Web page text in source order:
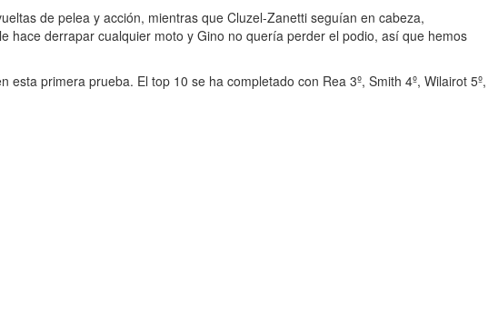
de pelea y acción, mientras que Cluzel-Zanetti seguían en cabeza,
hace derrapar cualquier moto y Gino no quería perder el podio, así que hemos
esta primera prueba. El top 10 se ha completado con Rea 3º, Smith 4º, Wilairot 5º,